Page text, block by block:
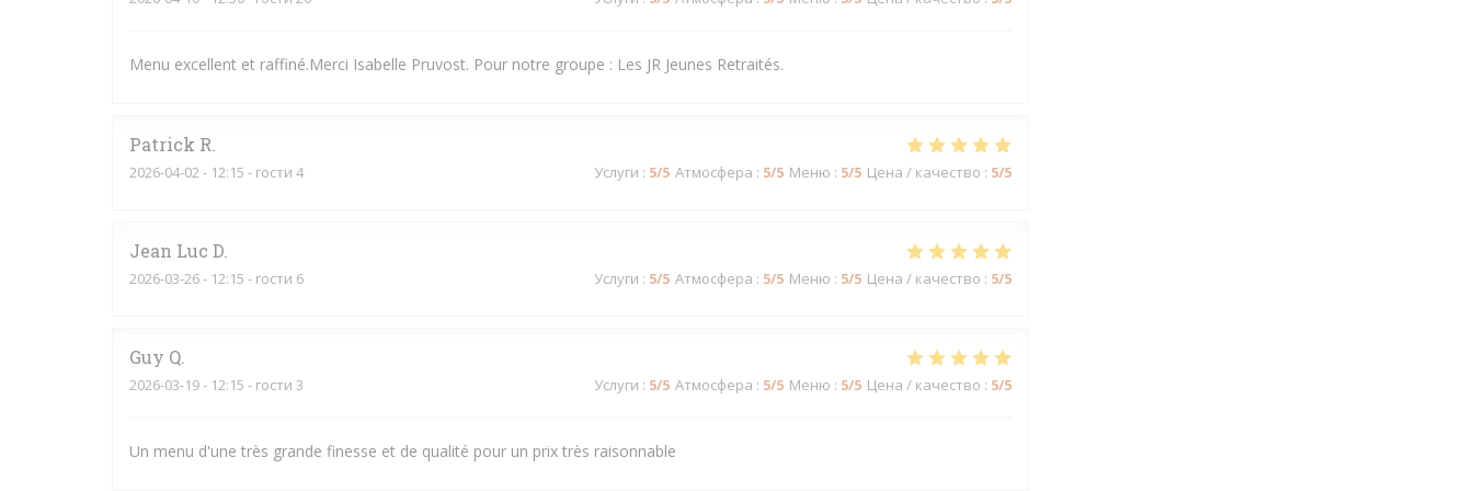
Menu excellent et raffiné.Merci Isabelle Pruvost. Pour notre groupe : Les JR Jeunes Retraités.
Patrick R
2026-04-02 - 12:15 - гости 4 Услуги : 5/5 Атмосфера : 5/5 Меню : 5/5 Цена / качество : 5/5
Jean Luc D
2026-03-26- 12:15 - гости 6 Услуги : 5/5 Атмосфера : 5/5 Меню : 5/5 Цена / качество : 5/5
Guy Q
2026-03-19- 12:15 - гости 3 Услуги : 5/5 Атмосфера : 5/5 Меню : 5/5 Цена / качество : 5/5
Un menu d'une très grande finesse et de qualité pour un prix très raisonnable